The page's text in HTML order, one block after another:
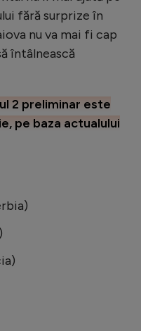
fără surprize în
nu va mai fi cap
întâlnească
2 preliminar este
pe baza actualului